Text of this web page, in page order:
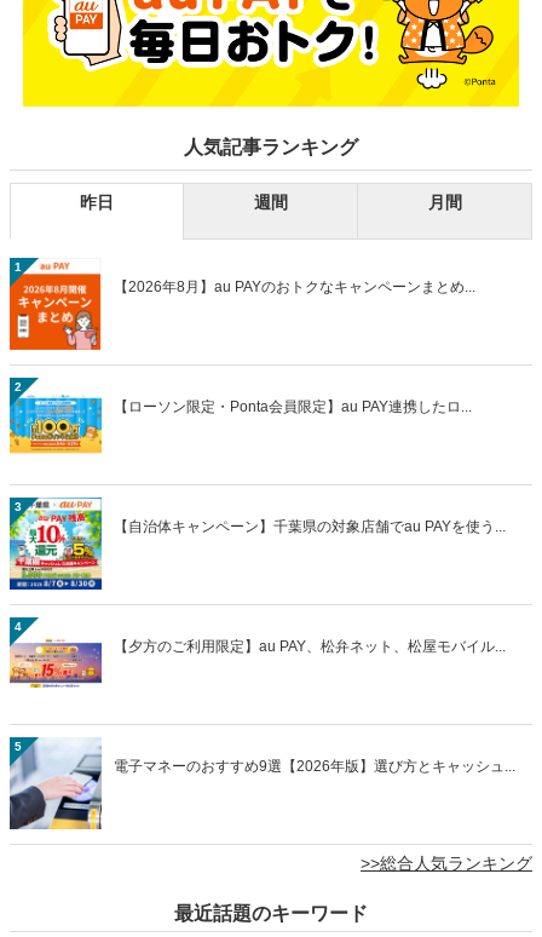
人気記事ランキング
昨日 週間 月間
1
【2026年8月】au PAYのおトクなキャンペーンまとめ...
2
【ローソン限定・Ponta会員限定】au PAY連携したロ...
3
【自治体キャンペーン】千葉県の対象店舗でau PAYを使う...
4
【夕方のご利用限定】au PAY、松弁ネット、松屋モバイル...
5
電子マネーのおすすめ9選【2026年版】選び方とキャッシュ...
>>総合人気ランキング
最近話題のキーワード